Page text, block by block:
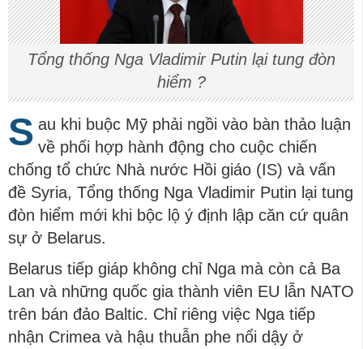
Tổng thống Nga Vladimir Putin lại tung đòn
hiểm ?
S au khi buộc Mỹ phải ngồi vào bàn thảo luận
về phối hợp hành động cho cuộc chiến
chống tổ chức Nhà nước Hồi giáo (IS) và vấn
đề Syria, Tổng thống Nga Vladimir Putin lại tung
đòn hiểm mới khi bộc lộ ý định lập căn cứ quân
sự ở Belarus.
Belarus tiếp giáp không chỉ Nga mà còn cả Ba
Lan và những quốc gia thành viên EU lẫn NATO
trên bán đảo Baltic. Chỉ riêng việc Nga tiếp
nhận Crimea và hậu thuẫn phe nổi dậy ở